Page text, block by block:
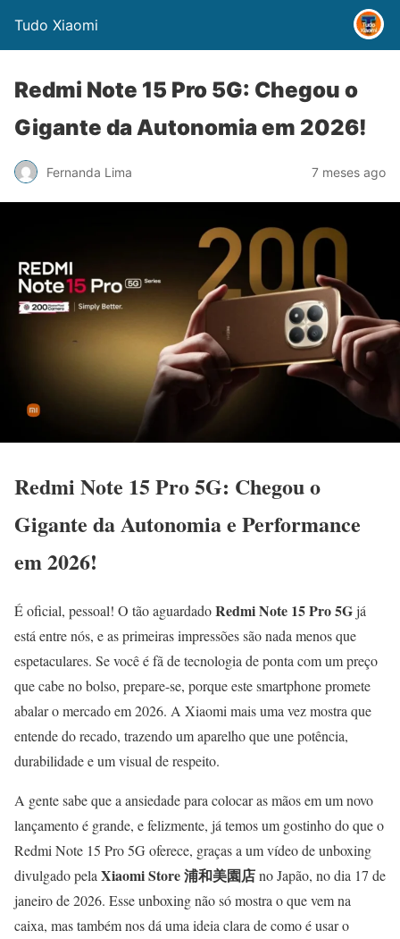
Tudo Xiaomi
Redmi Note 15 Pro 5G: Chegou o
Gigante da Autonomia em 2026!
Fernanda Lima 7 meses ago
Redmi Note 15 Pro 5G: Chegou o
Gigante da Autonomia e Performance
em 2026!
É oficial, pessoal! O tão aguardadoRedmi Note 15 Pro 5Gjá
está entre nós, e as primeiras impressões são nada menos que
espetaculares. Se você é fã de tecnologia de ponta com um preço
que cabe no bolso, prepare-se, porque este smartphone promete
abalar o mercado em 2026. A Xiaomi mais uma vez mostra que
entende do recado, trazendo um aparelho que une potência,
durabilidade e um visual de respeito.
A gente sabe que a ansiedade para colocar as mãos em um novo
lançamento é grande, e felizmente, já temos um gostinho do que o
Redmi Note 15 Pro 5G oferece, graças a um vídeo de unboxing
divulgado pela Xiaomi Store 浦和美園店no Japão, no dia 17 de
janeiro de 2026. Esse unboxing não só mostra o que vem na
caixa, mas também nos dá uma ideia clara de como é usar o